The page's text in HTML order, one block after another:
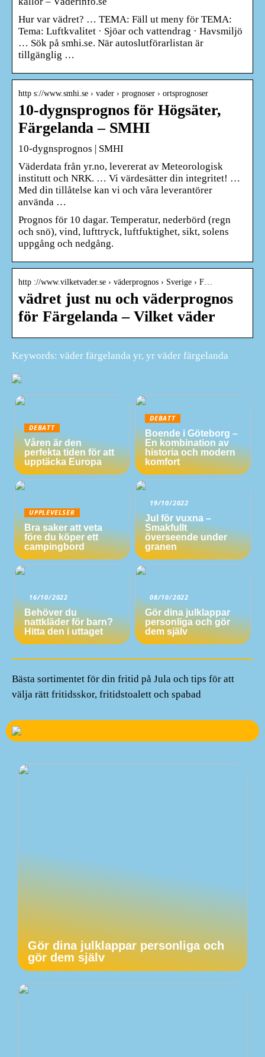
Hur var vädret? … TEMA: Fäll ut meny för TEMA:
Tema: Luftkvalitet · Sjöar och vattendrag · Havsmiljö
… Sök på smhi.se. När autoslutförarlistan är
tillgänglig …
http s://www.smhi.se › vader › prognoser › ortsprognoser
10-dygnsprognos för Högsäter,
Färgelanda – SMHI
10-dygnsprognos | SMHI
Väderdata från yr.no, levererat av Meteorologisk
institutt och NRK. … Vi värdesätter din integritet! …
Med din tillåtelse kan vi och våra leverantörer
använda …
Prognos för 10 dagar. Temperatur, nederbörd (regn
och snö), vind, lufttryck, luftfuktighet, sikt, solens
uppgång och nedgång.
http ://www.vilketvader.se › väderprognos › Sverige › F…
vädret just nu och väderprognos
för Färgelanda – Vilket väder
Keywords: väder färgelanda yr, yr väder färgelanda
DEBATT
Våren är den
perfekta tiden för att
upptäcka Europa
DEBATT
Boende i Göteborg –
En kombination av
historia och modern
komfort
UPPLEVELSER
Bra saker att veta
före du köper ett
campingbord
19/10/2022
Jul för vuxna –
Smakfullt
överseende under
granen
16/10/2022
Behöver du
nattkläder för barn?
Hitta den i uttaget
08/10/2022
Gör dina julklappar
personliga och gör
dem själv
Bästa sortimentet för din fritid på Jula och tips för att
välja rätt fritidsskor, fritidstoalett och spabad
Gör dina julklappar personliga och
gör dem själv